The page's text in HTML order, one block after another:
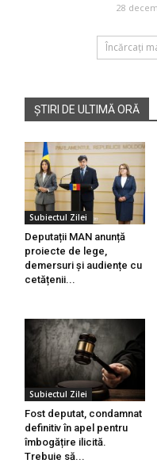
28
Încărcați
ȘTIRI DE ULTIMĂ ORĂ
Subiectul Zilei
Deputații MAN anunță
proiecte de lege,
demersuri și audiențe cu
cetățenii...
Subiectul Zilei
Fost deputat, condamnat
definitiv în apel pentru
îmbogățire ilicită.
Trebuie să...